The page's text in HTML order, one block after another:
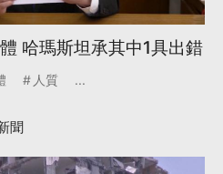
哈瑪斯坦承其中1具出錯
人質 ...
聞